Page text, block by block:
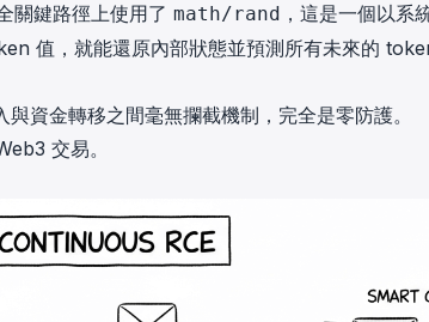
關鍵路徑上使用了 math/rand ，這是一個以系
值，就能還原內部狀態並預測所有未來的
資金轉移之間毫無攔截機制，完全是零防護。
交易。